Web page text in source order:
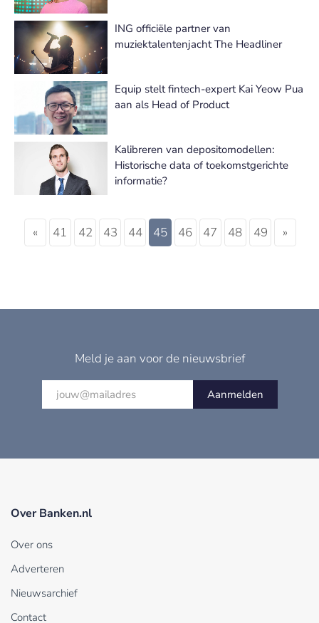
ING officiële partner van
muziektalentenjacht The Headliner
Equip stelt fintech-expert Kai Yeow Pua
aan als Head of Product
Kalibreren van depositomodellen:
Historische data of toekomstgerichte
informatie?
« 41 42 43 44 45 46 47 48 49 »
Meld je aan voor de nieuwsbrief
Aanmelden
Over Banken.nl
Over ons
Adverteren
Nieuwsarchief
Contact